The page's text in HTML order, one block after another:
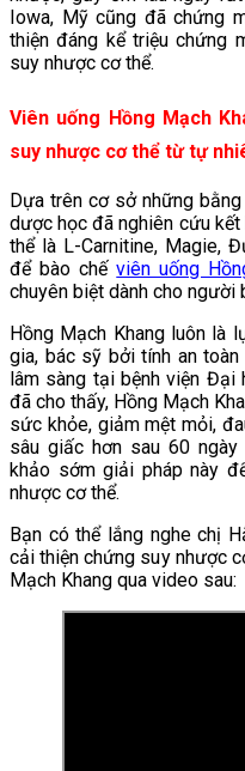
Iowa, Mỹ cũng đã chứng
thiện đáng kể triệu chứng
suy nhược cơ thể.
Viên uống Hồng Mạch
suy nhược cơ thể từ tự
Dựa trên cơ sở những
dược học đã nghiên cứu
thể là L-Carnitine, Magie,
để bào chếviên uống
chuyên biệt dành cho người
Hồng Mạch Khang luôn là
gia, bác sỹ bởi tính an
lâm sàng tại bệnh viện Đại
đã cho thấy, Hồng Mạch
sức khỏe, giảm mệt mỏi,
sâu giấc hơn sau 60
khảo sớm giải pháp này
nhược cơ thể.
Bạn có thể lắng nghe chị
cải thiện chứng suy nhược
Mạch Khang qua video sau: